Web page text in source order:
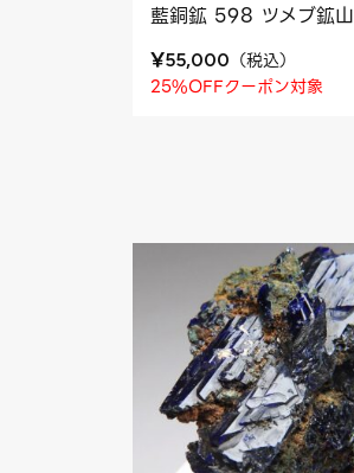
藍銅鉱 598 ツメブ鉱山
¥55,000 （税込）
25%OFFクーポン対象